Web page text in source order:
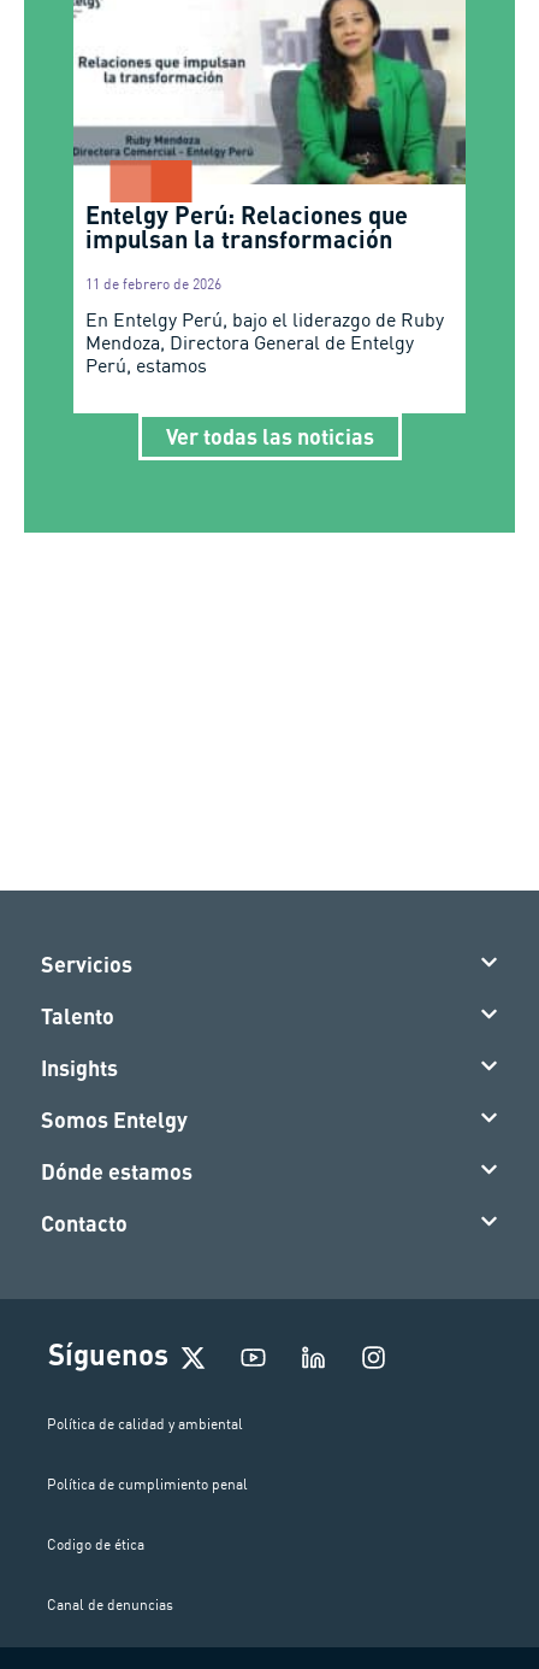
Entelgy Perú: Relaciones que
impulsan la transformación
11 de febrero de 2026
En Entelgy Perú, bajo el liderazgo de Ruby
Mendoza, Directora General de Entelgy
Perú, estamos
Ver todas las noticias
Servicios
Talento
Insights
Somos Entelgy
Dónde estamos
Contacto
Síguenos
I
n
Política de calidad y ambiental
Política de cumplimiento penal
Codigo de ética
Canal de denuncias